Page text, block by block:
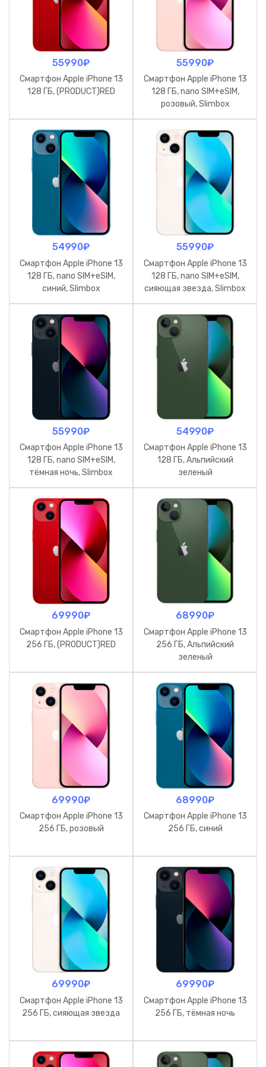
55990₽
Смартфон Apple iPhone 13
128 ГБ, (PRODUCT)RED
55990₽
Смартфон Apple iPhone 13
128 ГБ, nano SIM+eSIM,
розовый, Slimbox
54990₽
Смартфон Apple iPhone 13
128 ГБ, nano SIM+eSIM,
синий, Slimbox
55990₽
Смартфон Apple iPhone 13
128 ГБ, nano SIM+eSIM,
сияющая звезда, Slimbox
55990₽
Смартфон Apple iPhone 13
128 ГБ, nano SIM+eSIM,
тёмная ночь, Slimbox
54990₽
Смартфон Apple iPhone 13
128 ГБ, Альпийский
зеленый
69990₽
Смартфон Apple iPhone 13
256 ГБ, (PRODUCT)RED
68990₽
Смартфон Apple iPhone 13
256 ГБ, Альпийский
зеленый
69990₽
Смартфон Apple iPhone 13
256 ГБ, розовый
68990₽
Смартфон Apple iPhone 13
256 ГБ, синий
69990₽
Смартфон Apple iPhone 13
256 ГБ, сияющая звезда
69990₽
Смартфон Apple iPhone 13
256 ГБ, тёмная ночь